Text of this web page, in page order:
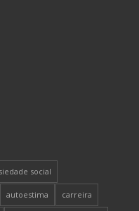
social
autoestima carreira